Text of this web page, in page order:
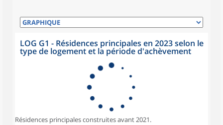
LOG G1 - Résidences principales en 2023 selon le
type de logement et la période d'achèvement
Résidences principales construites avant 2021.